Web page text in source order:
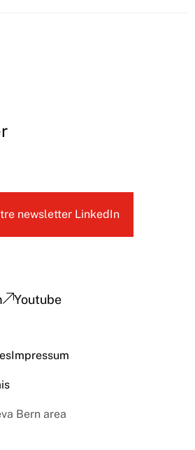
newsletter LinkedIn
Youtube
Impressum
Bern area